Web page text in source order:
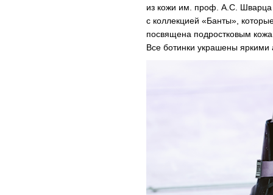
из кожи им. проф. А.С.
с коллекцией «Банты»,
посвящена подростковым
Все ботинки украшены